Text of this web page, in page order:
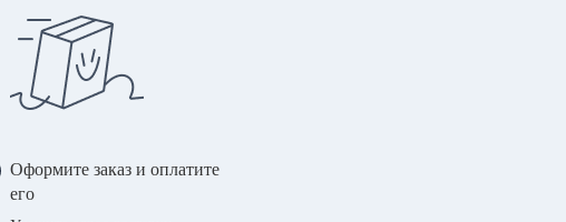
Оформите заказ и оплатите
его